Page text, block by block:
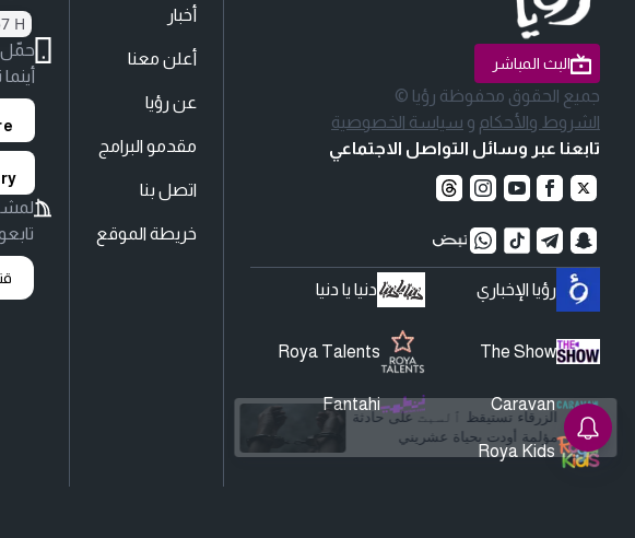
البث المباشر
جميع الحقوق محفوظة رؤيا ©
الشروط والأحكام و سياسة الخصوصية
تابعنا عبر وسائل التواصل الاجتماعي
رؤيا الإخباري دنيا يا دنيا
The Show
Roya Talents
Caravan
Fantahi
Roya Kids
أخبار
أعلن معنا
عن رؤيا
مقدمو البرامج
اتصل بنا
خريطة الموقع
H
حمّل